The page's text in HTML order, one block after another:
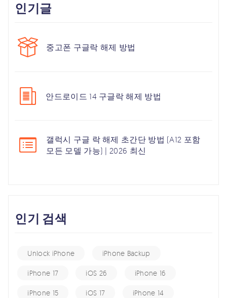
인기글
중고폰 구글락 해제 방법
안드로이드 14 구글락 해제 방법
갤럭시 구글 락 해제 초간단 방법 (A12 포함
모든 모델 가능) | 2026 최신
인기 검색
Unlock iPhone iPhone Backup
iPhone 17 iOS 26 iPhone 16
iPhone 15 iOS 17 iPhone 14